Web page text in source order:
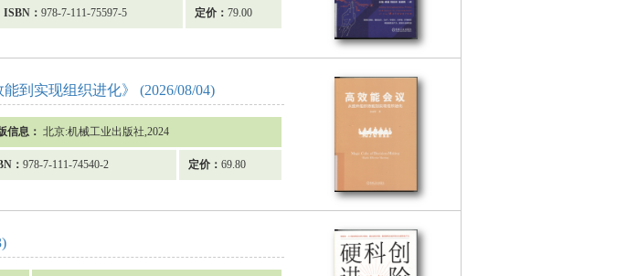
ISBN： 978-7-111-75597-5 定价： 79.00
到实现组织进化》 (2026/08/04)
信息： 北京:机械工业出版社,2024
： 978-7-111-74540-2 定价： 69.80